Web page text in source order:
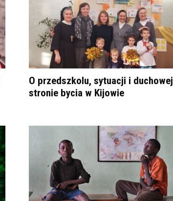
O przedszkolu, sytuacji i duchowej
stronie bycia w Kijowie